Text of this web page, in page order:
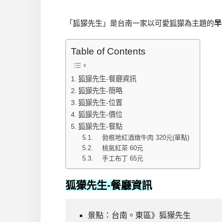
「狐獴先生」是台南一家以可愛狐獴為主題的
Table of Contents
狐獴先生-餐廳資訊
狐獴先生-簡略
狐獴先生-位置
狐獴先生-價位
狐獴先生-餐點
勃根地紅酒燉牛肉 320元(單點)
桃氣紅茶 60元
手工布丁 65元
狐獴先生-餐廳資訊
景點：台南。東區》狐獴先生